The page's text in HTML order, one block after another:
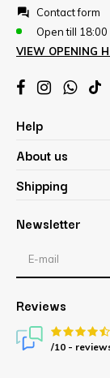
Contact form
Open till 18:00
VIEW OPENING
Help
About us
Shipping
Newsletter
Reviews
/10 -